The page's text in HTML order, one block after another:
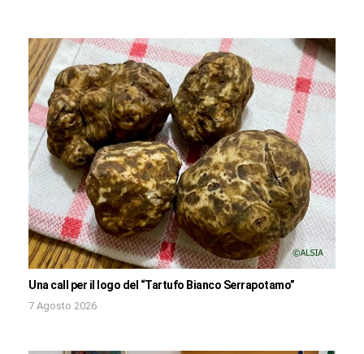
Una call per il logo del “Tartufo Bianco Serrapotamo”
7 Agosto 2026